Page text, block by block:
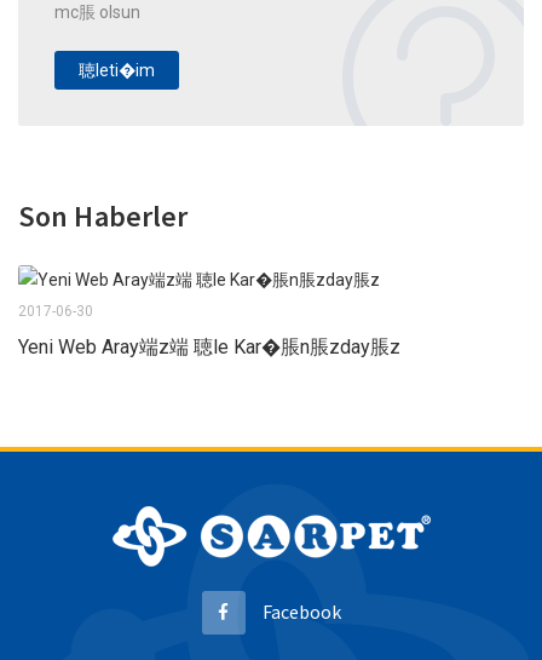
mc脹 olsun
聴leti�im
Son Haberler
2017-06-30
Yeni Web Aray端z端 聴le Kar�脹n脹zday脹z
Facebook